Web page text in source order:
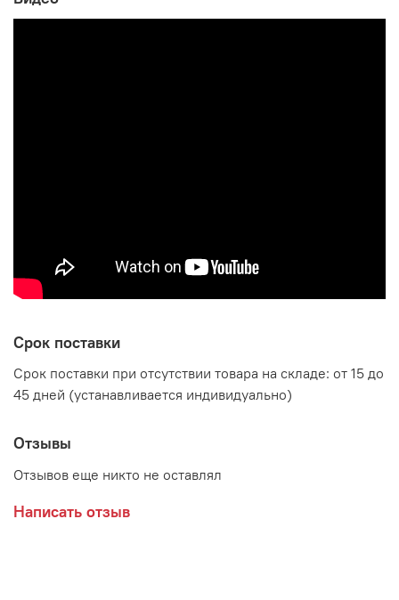
Срок поставки
Срок поставки при отсутствии товара на складе: от 15 до
45 дней (устанавливается индивидуально)
Отзывы
Отзывов еще никто не оставлял
Написать отзыв